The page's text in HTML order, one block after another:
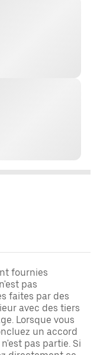
fournies
pas
faites par des
avec des tiers
Lorsque vous
un accord
pas partie. Si